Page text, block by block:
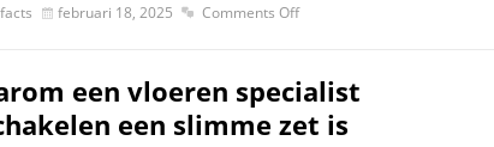
februari 18, 2025 Comments Off
een vloeren specialist
een slimme zet is